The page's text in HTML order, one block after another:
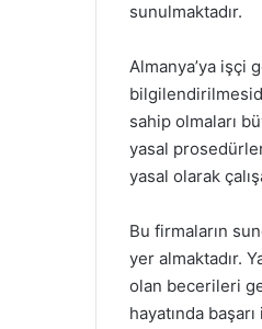
sunulmaktadır.
Almanya’ya işçi
sahip olmaları
yasal
yasal olarak
Bu firmaların
yer almaktadır.
olan becerileri
hayatında